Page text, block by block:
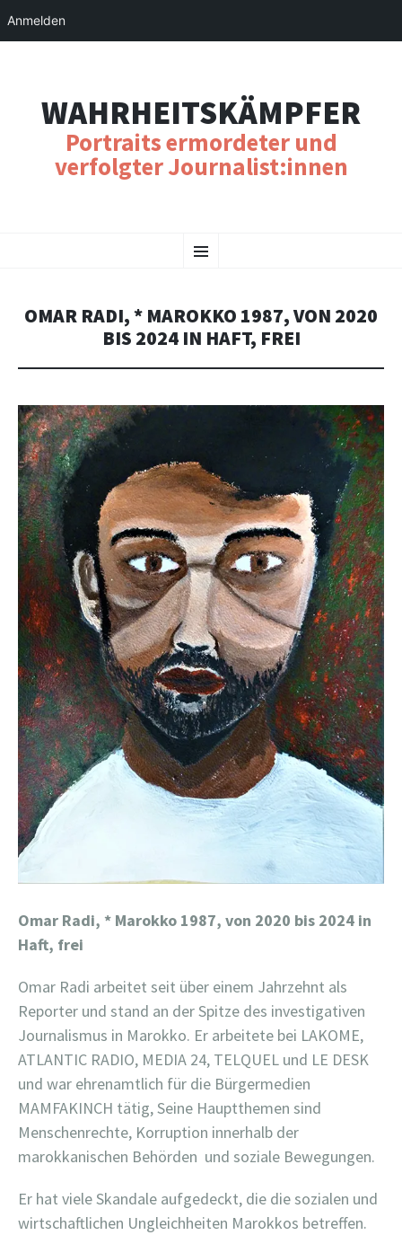
WAHRHEITSKÄMPFER
Portraits ermordeter und
verfolgter Journalist:innen
Menu
TO
OMAR RADI, * MAROKKO 1987, VON 2020
BIS 2024 IN HAFT, FREI
Omar Radi, * Marokko 1987, von 2020 bis 2024 in
Haft, frei
Omar Radi arbeitet seit über einem Jahrzehnt als
Reporter und stand an der Spitze des investigativen
Journalismus in Marokko. Er arbeitete bei LAKOME,
ATLANTIC RADIO, MEDIA 24, TELQUEL und LE DESK
und war ehrenamtlich für die Bürgermedien
MAMFAKINCH tätig, Seine Hauptthemen sind
Menschenrechte, Korruption innerhalb der
marokkanischen Behörden und soziale Bewegungen.
Er hat viele Skandale aufgedeckt, die die sozialen und
wirtschaftlichen Ungleichheiten Marokkos betreffen.
Anmelden